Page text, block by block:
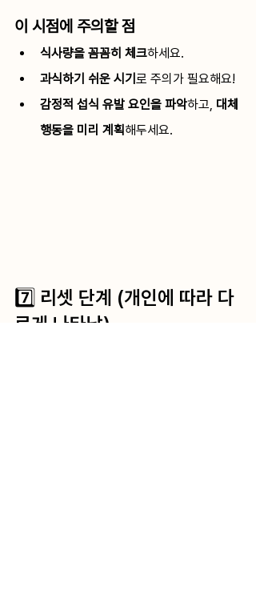
이 시점에 주의할 점
식사량을 꼼꼼히 체크하세요.
과식하기 쉬운 시기 로 주의가 필요해요!
감정적 섭식 유발 요인을 파악하고, 대체
행동을 미리 계획 해두세요.
7️⃣ 리셋 단계 (개인에 따라 다
르게 나타남)